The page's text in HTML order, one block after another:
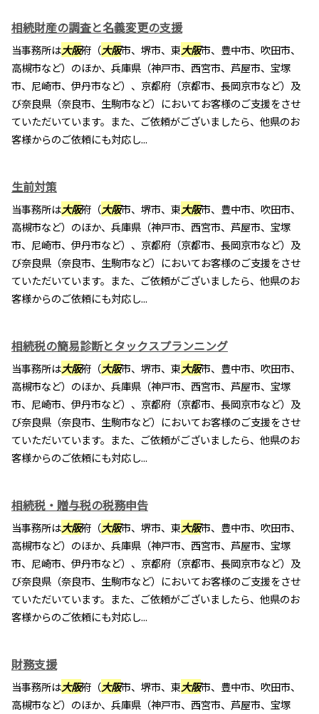
相続財産の調査と名義変更の支援
当事務所は大阪府（大阪市、堺市、東大阪市、豊中市、吹田市、
高槻市など）のほか、兵庫県（神戸市、西宮市、芦屋市、宝塚
市、尼崎市、伊丹市など）、京都府（京都市、長岡京市など）及
び奈良県（奈良市、生駒市など）においてお客様のご支援をさせ
ていただいています。また、ご依頼がございましたら、他県のお
客様からのご依頼にも対応し...
生前対策
当事務所は大阪府（大阪市、堺市、東大阪市、豊中市、吹田市、
高槻市など）のほか、兵庫県（神戸市、西宮市、芦屋市、宝塚
市、尼崎市、伊丹市など）、京都府（京都市、長岡京市など）及
び奈良県（奈良市、生駒市など）においてお客様のご支援をさせ
ていただいています。また、ご依頼がございましたら、他県のお
客様からのご依頼にも対応し...
相続税の簡易診断とタックスプランニング
当事務所は大阪府（大阪市、堺市、東大阪市、豊中市、吹田市、
高槻市など）のほか、兵庫県（神戸市、西宮市、芦屋市、宝塚
市、尼崎市、伊丹市など）、京都府（京都市、長岡京市など）及
び奈良県（奈良市、生駒市など）においてお客様のご支援をさせ
ていただいています。また、ご依頼がございましたら、他県のお
客様からのご依頼にも対応し...
相続税・贈与税の税務申告
当事務所は大阪府（大阪市、堺市、東大阪市、豊中市、吹田市、
高槻市など）のほか、兵庫県（神戸市、西宮市、芦屋市、宝塚
市、尼崎市、伊丹市など）、京都府（京都市、長岡京市など）及
び奈良県（奈良市、生駒市など）においてお客様のご支援をさせ
ていただいています。また、ご依頼がございましたら、他県のお
客様からのご依頼にも対応し...
財務支援
当事務所は大阪府（大阪市、堺市、東大阪市、豊中市、吹田市、
高槻市など）のほか、兵庫県（神戸市、西宮市、芦屋市、宝塚